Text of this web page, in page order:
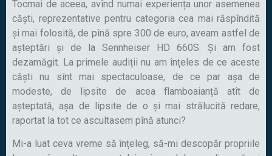
Tocmai de aceea, avînd numai experiența unor asemenea
căști, reprezentative pentru categoria cea mai răspîndită
și mai folosită, de pînă spre 300 de euro, aveam astfel de
așteptări și de la Sennheiser HD 660S. Și am fost
dezamăgit. La primele audiții nu am înțeles de ce aceste
căști nu sînt mai spectaculoase, de ce par așa de
modeste, de lipsite de acea flamboaianță atît de
așteptată, așa de lipsite de o și mai strălucită redare,
raportat la tot ce ascultasem pînă atunci?
Mi-a luat ceva vreme să înțeleg, să-mi descopăr propriile